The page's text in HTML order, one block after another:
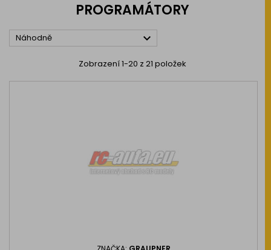
PROGRAMÁTORY
Náhodně 
Zobrazení 1-20 z 21 položek